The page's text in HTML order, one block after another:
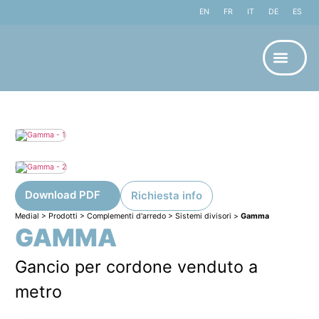
EN FR IT DE ES
Medial > Prodotti > Complementi d'arredo> Sistemi divisori > Gamma
GAMMA
Gancio per cordone venduto a
metro
Download PDF Richiesta info